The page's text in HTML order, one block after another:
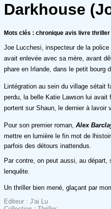
Darkhouse
Mots clés : chronique avis livre
Joe Lucchesi, inspecteur de la
avait enlevée avec sa mère, avant
phare en Irlande, dans le petit bourg
Lintégration au sein du village
perdu, la belle Katie Lawson lui
portent sur Shaun, le dernier à
Pour son premier roman, Alex
mettre en lumière le fin mot de
parfois des détours inattendus.
Par contre, on peut aussi, au
lenquête.
Un thriller bien mené, glaçant par
Editeur : J'ai Lu